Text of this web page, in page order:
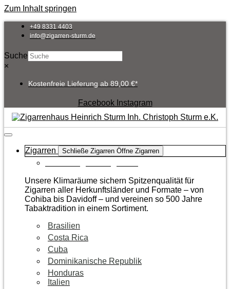
Zum Inhalt springen
+49 8331 4403
info@zigarren-sturm.de
Suche
×
Kostenfreie Lieferung ab 89,00 €*
Facebook Instagram
Zigarren Schließe Zigarren Öffne Zigarren
Unsere Klimaräume sichern Spitzenqualität für
Zigarren aller Herkunftsländer und Formate – von
Cohiba bis Davidoff – und vereinen so 500 Jahre
Tabaktradition in einem Sortiment.
Brasilien
Costa Rica
Cuba
Dominikanische Republik
Honduras
Italien